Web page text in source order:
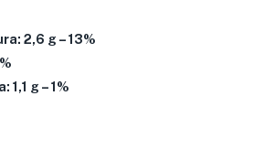
2,6 g – 13%
g – 1%